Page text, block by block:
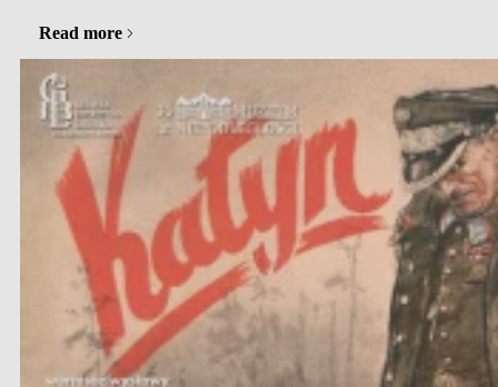
wsparcia ze strony resortu. Podczas swojej pierwszej wizyty w
Read more